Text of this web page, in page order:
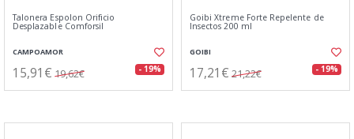
Talonera Espolon Orificio
Desplazable Comforsil
CAMPOAMOR
15,91€ 19,62€ - 19%
Goibi Xtreme Forte Repelente de
Insectos 200 ml
GOIBI
17,21€ 21,22€ - 19%